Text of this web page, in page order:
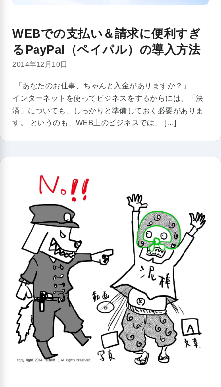
WEBでの支払い＆請求に便利すぎ
るPayPal（ペイパル）の導入方法
2014年12月10日
『あなたのお仕事、ちゃんと入金がありますか？』
インターネットを使ってビジネスをするからには、「決
済」についても、しっかりと準備しておく必要がありま
す。 というのも、WEB上のビジネスでは、 […]